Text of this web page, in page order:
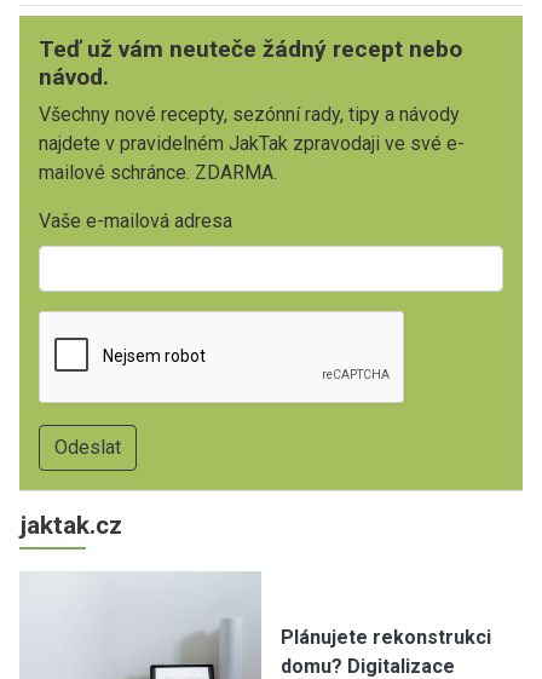
Teď už vám neuteče žádný recept nebo
návod.
Všechny nové recepty, sezónní rady, tipy a návody
najdete v pravidelném JakTak zpravodaji ve své e-
mailové schránce. ZDARMA.
Vaše e-mailová adresa
jaktak.cz
Plánujete rekonstrukci
domu? Digitalizace